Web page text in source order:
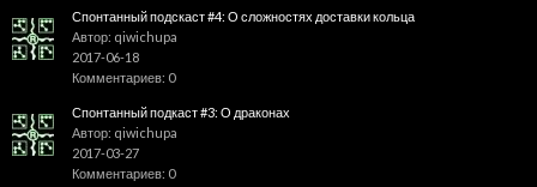
Спонтанный подскаст #4: О сложностях доставки кольца
Автор: qiwichupa
2017-06-18
Комментариев: 0
Спонтанный подкаст #3: О драконах
Автор: qiwichupa
2017-03-27
Комментариев: 0